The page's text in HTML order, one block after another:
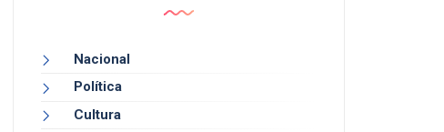
Nacional
Política
Cultura